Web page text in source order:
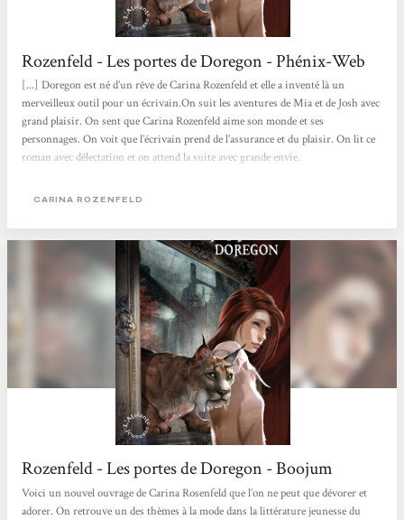
Rozenfeld - Les portes de Doregon - Phénix-Web
[...] Doregon est né d’un rêve de Carina Rozenfeld et elle a inventé là un
merveilleux outil pour un écrivain.On suit les aventures de Mia et de Josh avec
grand plaisir. On sent que Carina Rozenfeld aime son monde et ses
personnages. On voit que l’écrivain prend de l’assurance et du plaisir. On lit ce
roman avec délectation et on attend la suite avec grande envie.
CARINA ROZENFELD
Rozenfeld - Les portes de Doregon - Boojum
Voici un nouvel ouvrage de Carina Rosenfeld que l’on ne peut que dévorer et
adorer. On retrouve un des thèmes à la mode dans la littérature jeunesse du